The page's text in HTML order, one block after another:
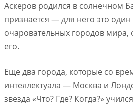
Аскеров родился в солнечном
признается — для него это
очаровательных городов мира,
его.
Еще два города, которые со
интеллектуала — Москва и
звезда «Что? Где? Когда?»